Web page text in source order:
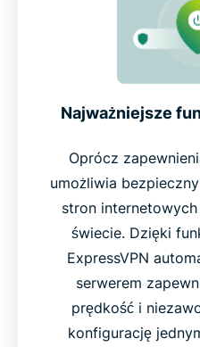
Najważniejsze
Oprócz
umożliwia
stron internetowych
świecie. Dzięki
ExpressVPN
serwerem
prędkość i
konfigurację